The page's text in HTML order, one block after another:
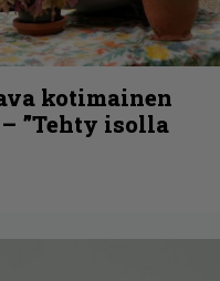
kotimainen
”Tehty isolla